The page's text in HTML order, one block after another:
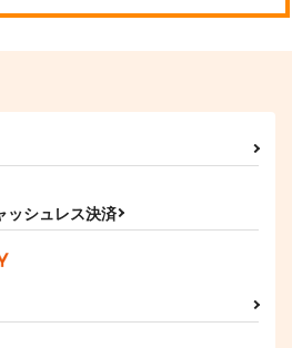
ッシュレス決済